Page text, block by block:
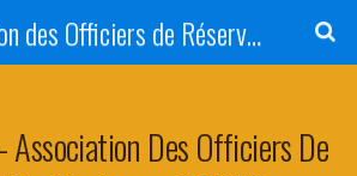
Association des Officiers de Réserve des Yvelines <br />AOR 78 - AORY
Association Des Officiers De